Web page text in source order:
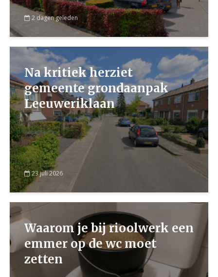
2 dagen geleden
Na kritiek herziet
gemeente grondaanpak
Leeuweriklaan
23 juli 2026
Waarom je bij rioolwerk een
emmer op de wc moet
zetten